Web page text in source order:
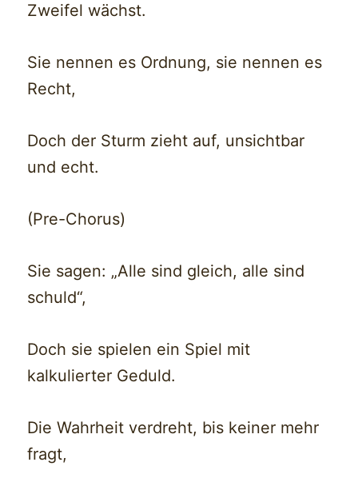
Zweifel wächst.
Sie nennen es Ordnung, sie nennen es
Recht,
Doch der Sturm zieht auf, unsichtbar
und echt.
(Pre-Chorus)
Sie sagen: „Alle sind gleich, alle sind
schuld“,
Doch sie spielen ein Spiel mit
kalkulierter Geduld.
Die Wahrheit verdreht, bis keiner mehr
fragt,